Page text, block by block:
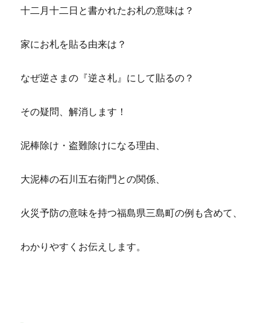
十二月十二日と書かれたお札の意味は？
家にお札を貼る由来は？
なぜ逆さまの『逆さ札』にして貼るの？
その疑問、解消します！
泥棒除け・盗難除けになる理由、
大泥棒の石川五右衛門との関係、
火災予防の意味を持つ福島県三島町の例も含めて、
わかりやすくお伝えします。